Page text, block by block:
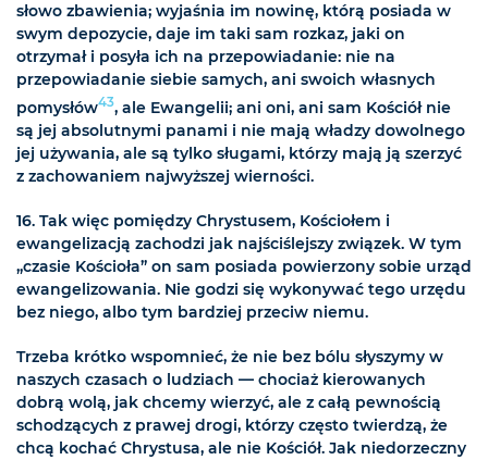
słowo zbawienia; wyjaśnia im nowinę, którą posiada w
swym depozycie, daje im taki sam rozkaz, jaki on
otrzymał i posyła ich na przepowiadanie: nie na
przepowiadanie siebie samych, ani swoich własnych
pomysłów43, ale Ewangelii; ani oni, ani sam Kościół nie
są jej absolutnymi panami i nie mają władzy dowolnego
jej używania, ale są tylko sługami, którzy mają ją szerzyć
z zachowaniem najwyższej wierności.
16. Tak więc pomiędzy Chrystusem, Kościołem i
ewangelizacją zachodzi jak najściślejszy związek. W tym
„czasie Kościoła” on sam posiada powierzony sobie urząd
ewangelizowania. Nie godzi się wykonywać tego urzędu
bez niego, albo tym bardziej przeciw niemu.
Trzeba krótko wspomnieć, że nie bez bólu słyszymy w
naszych czasach o ludziach — chociaż kierowanych
dobrą wolą, jak chcemy wierzyć, ale z całą pewnością
schodzących z prawej drogi, którzy często twierdzą, że
chcą kochać Chrystusa, ale nie Kościół. Jak niedorzeczny